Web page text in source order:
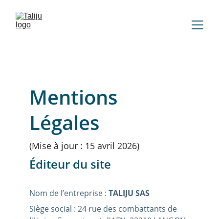
Mentions
Légales
(Mise à jour : 15 avril 2026)
Éditeur du site
Nom de l’entreprise : TALIJU SAS
Siège social : 24 rue des combattants de